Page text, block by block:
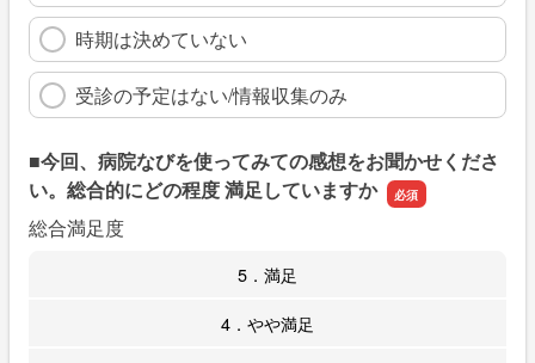
時期は決めていない
受診の予定はない/情報収集のみ
■今回、病院なびを使ってみての感想をお聞かせくださ
い。総合的にどの程度 満足していますか
総合満足度
5．満足
4．やや満足